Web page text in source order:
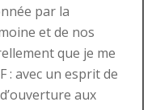
par la
et de nos
que je me
: avec un esprit de
aux